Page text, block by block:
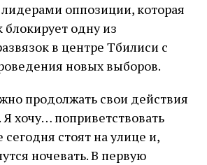
лидерами оппозиции, которая
блокирует одну из
в центре Тбилиси с
новых выборов.
продолжать свои действия
хочу… поприветствовать
стоят на улице и,
ночевать. В первую